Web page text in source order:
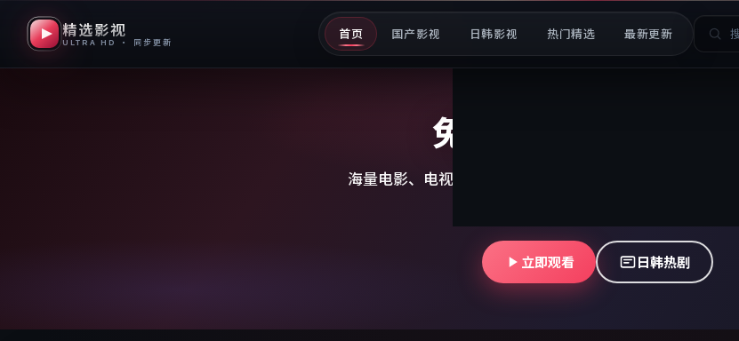
精选影视
ULTRA HD · 同步更新 首页 国产影视 日韩影视 热门精选 最新更新
免费高清视频在线观看
海量电影、电视剧、动漫、纪录片免费看 · 支持手机电脑
立即观看 日韩热剧